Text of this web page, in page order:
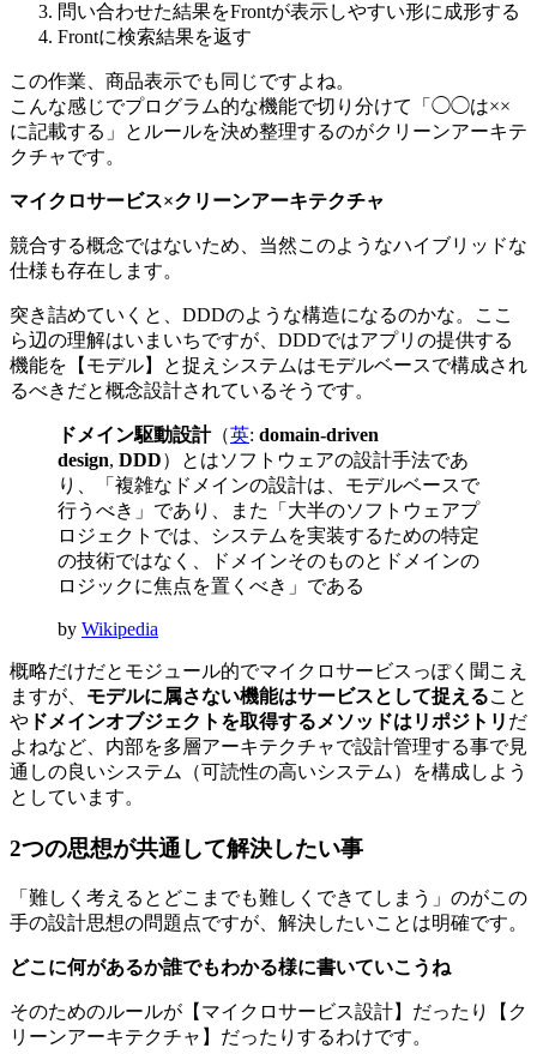
問い合わせた結果をFrontが表示しやすい形に成形する
Frontに検索結果を返す
この作業、商品表示でも同じですよね。
こんな感じでプログラム的な機能で切り分けて「◯◯は××
に記載する」とルールを決め整理するのがクリーンアーキテ
クチャです。
マイクロサービス×クリーンアーキテクチャ
競合する概念ではないため、当然このようなハイブリッドな
仕様も存在します。
突き詰めていくと、DDDのような構造になるのかな。ここ
ら辺の理解はいまいちですが、DDDではアプリの提供する
機能を【モデル】と捉えシステムはモデルベースで構成され
るべきだと概念設計されているそうです。
ドメイン駆動設計（英: domain-driven
design, DDD）とはソフトウェアの設計手法であ
り、「複雑なドメインの設計は、モデルベースで
行うべき」であり、また「大半のソフトウェアプ
ロジェクトでは、システムを実装するための特定
の技術ではなく、ドメインそのものとドメインの
ロジックに焦点を置くべき」である
by Wikipedia
概略だけだとモジュール的でマイクロサービスっぽく聞こえ
ますが、 モデルに属さない機能はサービスとして捉えること
や ドメインオブジェクトを取得するメソッドはリポジトリ だ
よねなど、内部を多層アーキテクチャで設計管理する事で見
通しの良いシステム（可読性の高いシステム）を構成しよう
としています。
2つの思想が共通して解決したい事
「難しく考えるとどこまでも難しくできてしまう」のがこの
手の設計思想の問題点ですが、解決したいことは明確です。
どこに何があるか誰でもわかる様に書いていこうね
そのためのルールが【マイクロサービス設計】だったり【ク
リーンアーキテクチャ】だったりするわけです。